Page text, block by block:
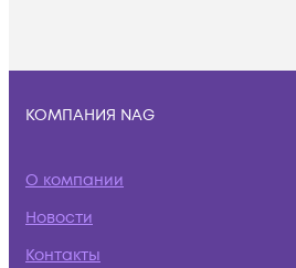
КОМПАНИЯ NAG
О компании
Новости
Контакты